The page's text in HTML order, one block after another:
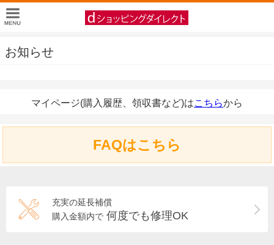
お知らせ
マイページ(購入履歴、領収書など)はこちらから
FAQはこちら
充実の延長補償
購入金額内で 何度でも修理OK